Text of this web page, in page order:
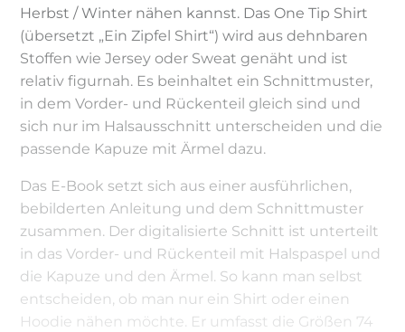
Herbst / Winter nähen kannst. Das One Tip Shirt
(übersetzt „Ein Zipfel Shirt“) wird aus dehnbaren
Stoffen wie Jersey oder Sweat genäht und ist
relativ figurnah. Es beinhaltet ein Schnittmuster,
in dem Vorder- und Rückenteil gleich sind und
sich nur im Halsausschnitt unterscheiden und die
passende Kapuze mit Ärmel dazu.
Das E-Book setzt sich aus einer ausführlichen,
bebilderten Anleitung und dem Schnittmuster
zusammen. Der digitalisierte Schnitt ist unterteilt
in das Vorder- und Rückenteil mit Halspaspel und
die Kapuze und den Ärmel. So kann man selbst
entscheiden, ob man nur ein Shirt oder einen
Hoodie nähen möchte. Er umfasst die Größen 74